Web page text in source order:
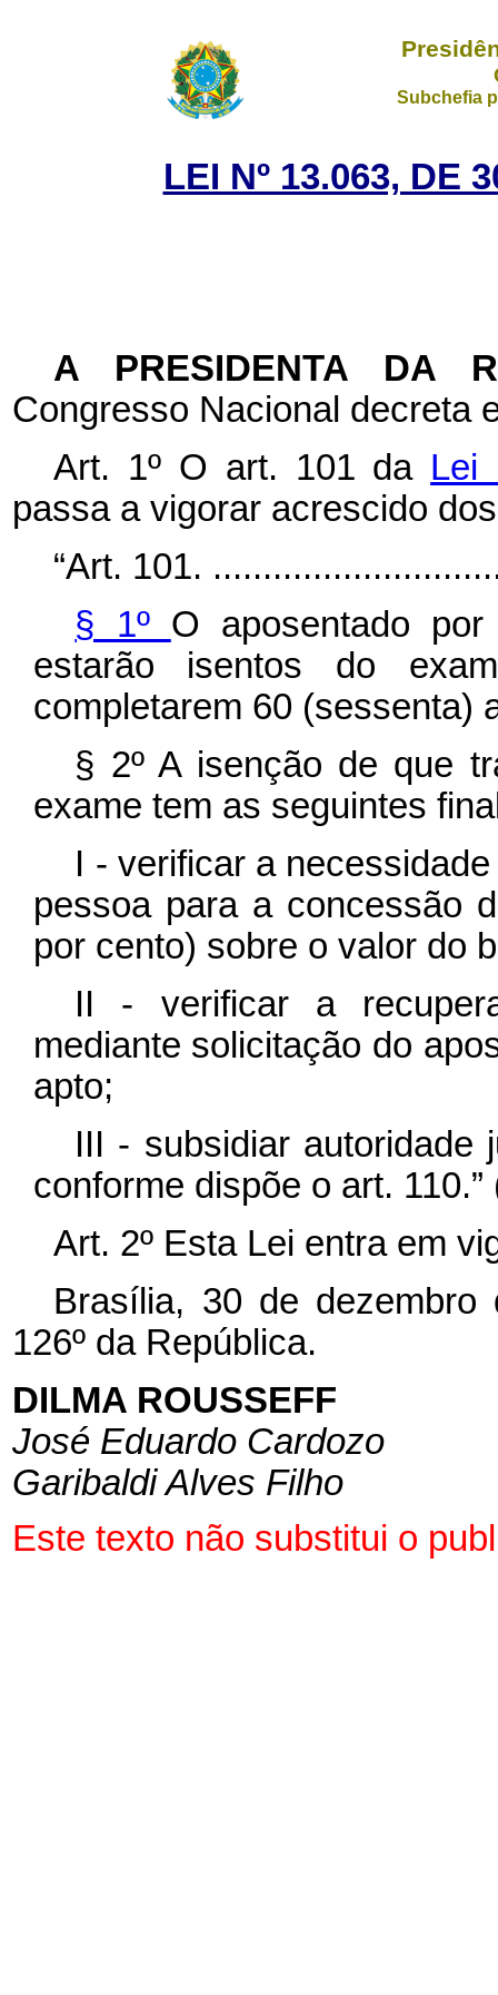
Subchefia
LEI Nº 13.063, DE
A PRESIDENTA DA
Congresso Nacional decreta
Art. 1º O art. 101 da Lei
passa a vigorar acrescido
“Art. 101.
§ 1º O aposentado
estarão isentos do
completarem 60 (sessenta)
§ 2º A isenção de que
exame tem as seguintes
I - verificar a
pessoa para a concessão
por cento) sobre o valor do
II - verificar a
mediante solicitação do
apto;
III - subsidiar autoridade
conforme dispõe o art. 110.”
Art. 2º Esta Lei entra em
Brasília, 30 de dezembro
126º da República.
DILMA ROUSSEFF
José Eduardo Cardozo
Garibaldi Alves Filho
Este texto não substitui o